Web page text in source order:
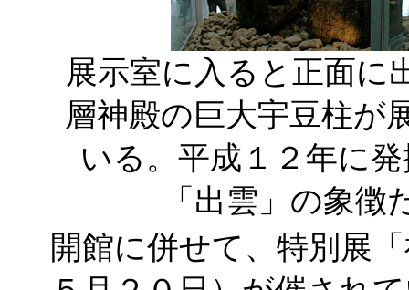
展示室に入ると正面に
層神殿の巨大宇豆柱が
いる。平成１２年に
「出雲」の象徴
開館に併せて、特別展